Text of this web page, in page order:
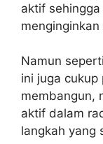
aktif
Namun
ini juga
membangun,
aktif dalam
langkah yang